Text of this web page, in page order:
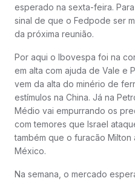
esperado na sexta-feira.
sinal de que o Fedpode ser
da próxima reunião.
Por aqui o Ibovespa foi na
em alta com ajuda de Vale e
vem da alta do minério de
estímulos na China. Já na
Médio vai empurrando os
com temores que Israel
também que o furacão
México.
Na semana, o mercado